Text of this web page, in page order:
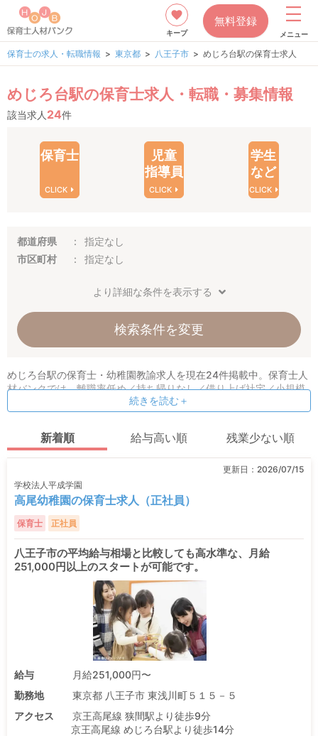
キープ
無料登録
メニュー
保育士の求人・転職情報 東京都 八王子市 めじろ台駅の保育士求人
めじろ台駅の保育士求人・転職・募集情報
該当求人 24件
保育士
CLICK
児童
指導員
CLICK
学生
など
CLICK
都道府県
指定なし
市区町村
指定なし
より詳細な条件を表示する
検索条件を変更
続きを読む＋
めじろ台駅の保育士・幼稚園教諭求人を現在24件掲載中。保育士人
材バンクでは、離職率低め／持ち帰りなし／借り上げ社宅／小規模
園などの条件指定検索も可能！ 保育理念や求める人物像など、オリ
ジナル情報も公開しています。
新着順 給与高い順 残業少ない順
更新日： 2026/07/15
学校法人平成学園
高尾幼稚園の保育士求人（正社員）
保育士 正社員
八王子市の平均給与相場と比較しても高水準な、月給
251,000円以上のスタートが可能です。
給与
月給251,000円〜
勤務地
東京都 八王子市 東浅川町５１５－５
アクセス
京王高尾線 狭間駅より徒歩9分
京王高尾線 めじろ台駅より徒歩14分